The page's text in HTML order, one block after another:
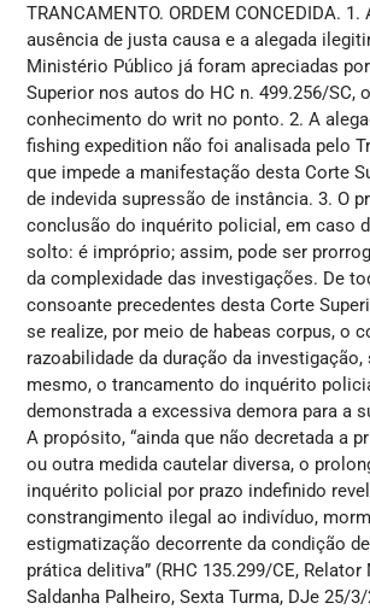
TRANCAMENTO. ORDEM CONCEDIDA.
ausência de justa causa e a alegada
Ministério Público já foram apreciadas
Superior nos autos do HC n. 499.256/SC,
conhecimento do writ no ponto. 2. A
fishing expedition não foi analisada pelo
que impede a manifestação desta Corte
de indevida supressão de instância. 3. O
conclusão do inquérito policial, em caso
solto: é impróprio; assim, pode ser
da complexidade das investigações. De
consoante precedentes desta Corte
se realize, por meio de habeas corpus, o
razoabilidade da duração da investigação,
mesmo, o trancamento do inquérito
demonstrada a excessiva demora para a
A propósito, “ainda que não decretada a
ou outra medida cautelar diversa, o
inquérito policial por prazo indefinido
constrangimento ilegal ao indivíduo,
estigmatização decorrente da condição
prática delitiva” (RHC 135.299/CE,
Saldanha Palheiro, Sexta Turma, DJe 25/